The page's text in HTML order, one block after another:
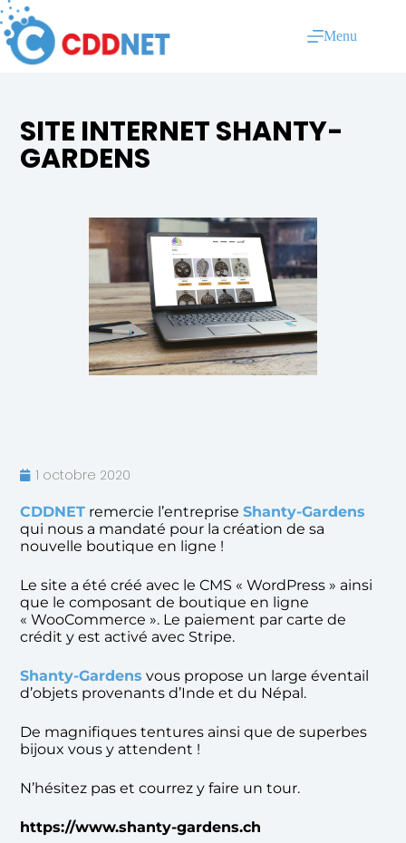
Menu
SITE INTERNET SHANTY-
GARDENS
1 octobre 2020
CDDNET remercie l’entrepriseShanty-Gardens
qui nous a mandaté pour la création de sa
nouvelle boutique en ligne !
Le site a été créé avec le CMS « WordPress » ainsi
que le composant de boutique en ligne
« WooCommerce ». Le paiement par carte de
crédit y est activé avec Stripe.
Shanty-Gardens vous propose un large éventail
d’objets provenants d’Inde et du Népal.
De magnifiques tentures ainsi que de superbes
bijoux vous y attendent !
N’hésitez pas et courrez y faire un tour.
https://www.shanty-gardens.ch